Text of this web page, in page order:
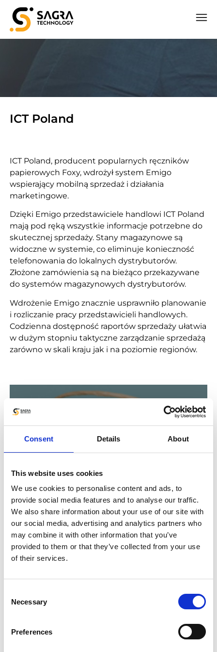
Consent Details About
This website uses cookies
We use cookies to personalise content and ads, to
provide social media features and to analyse our traffic.
We also share information about your use of our site with
our social media, advertising and analytics partners who
may combine it with other information that you’ve
provided to them or that they’ve collected from your use
of their services.
Selection
Necessary
Preferences
ICT Poland
ICT Poland, producent popularnych ręczników
papierowych Foxy, wdrożył system Emigo
wspierający mobilną sprzedaż i działania
marketingowe.
Dzięki Emigo przedstawiciele handlowi ICT Poland
mają pod ręką wszystkie informacje potrzebne do
skutecznej sprzedaży. Stany magazynowe są
widoczne w systemie, co eliminuje konieczność
telefonowania do lokalnych dystrybutorów.
Złożone zamówienia są na bieżąco przekazywane
do systemów magazynowych dystrybutorów.
Wdrożenie Emigo znacznie usprawniło planowanie
i rozliczanie pracy przedstawicieli handlowych.
Codzienna dostępność raportów sprzedaży ułatwia
w dużym stopniu taktyczne zarządzanie sprzedażą
zarówno w skali kraju jak i na poziomie regionów.